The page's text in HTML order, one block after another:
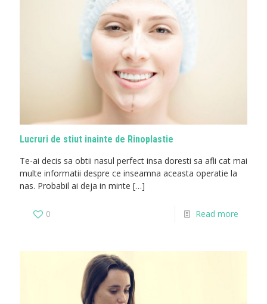
Lucruri de stiut inainte de Rinoplastie
Te-ai decis sa obtii nasul perfect insa doresti sa afli cat mai
multe informatii despre ce inseamna aceasta operatie la
nas. Probabil ai deja in minte […]
0 Read more